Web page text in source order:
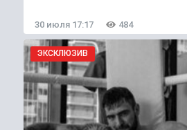
30 июля 17:17 484
ЭКСКЛЮЗИВ